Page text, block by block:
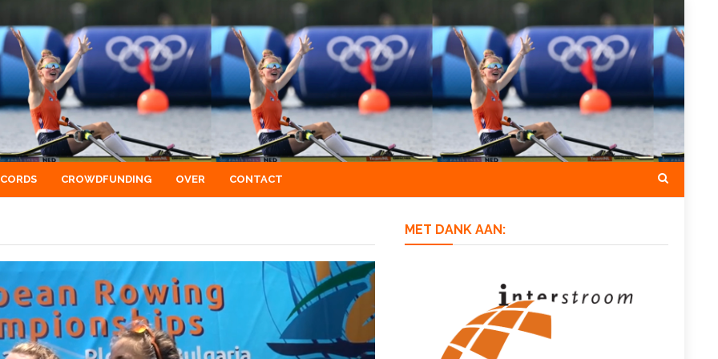
CROWDFUNDING OVER CONTACT
MET DANK AAN: